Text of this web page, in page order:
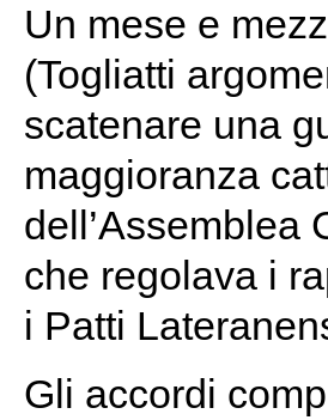
Un mese e
(Togliatti
scatenare una
maggioranza
dell’Assemblea
che regolava i
i Patti
Gli accordi